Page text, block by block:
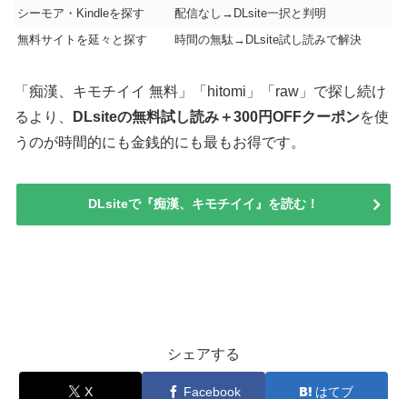
シーモア・Kindleを探す
配信なし→DLsite一択と判明
無料サイトを延々と探す
時間の無駄→DLsite試し読みで解決
「痴漢、キモチイイ 無料」「hitomi」「raw」で探し続け
るより、
DLsiteの無料試し読み＋300円OFFクーポンを使
うのが時間的にも金銭的にも最もお得です。
DLsiteで『痴漢、キモチイイ』を読む！
シェアする
X Facebook はてブ